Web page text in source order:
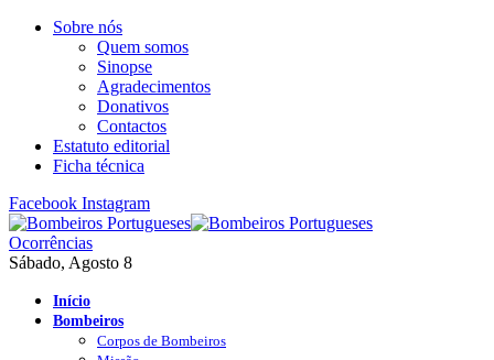
Sobre nós
Quem somos
Sinopse
Agradecimentos
Donativos
Contactos
Estatuto editorial
Ficha técnica
Facebook Instagram
Ocorrências
Sábado, Agosto 8
Início
Bombeiros
Corpos de Bombeiros